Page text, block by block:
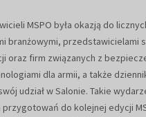
MSPO była okazją do
branżowymi, przedstawicielami
oraz firm związanych z
dla armii, a także
udział w Salonie. Takie
do kolejnej edycji